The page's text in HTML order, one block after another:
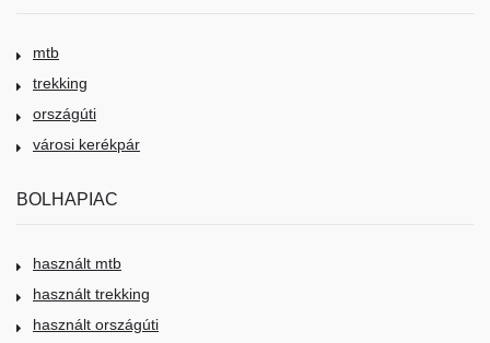
mtb
trekking
országúti
városi kerékpár
BOLHAPIAC
használt mtb
használt trekking
használt országúti